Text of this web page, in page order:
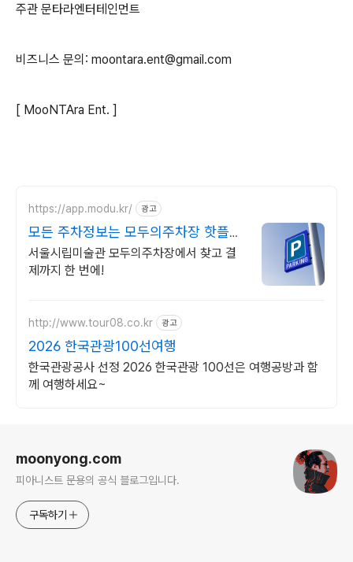
주관 문타라엔터테인먼트
비즈니스 문의: moontara.ent@gmail.com
[ MooNTAra Ent. ]
https://app.modu.kr/ 광고
모든 주차정보는 모두의주차장 핫플주
차 검색은 모두의주차장
서울시립미술관 모두의주차장에서 찾고 결
제까지 한 번에!
http://www.tour08.co.kr 광고
2026 한국관광100선여행
한국관광공사 선정 2026 한국관광 100선은 여행공방과 함
께 여행하세요~
moonyong.com
피아니스트 문용의 공식 블로그입니다.
구독하기